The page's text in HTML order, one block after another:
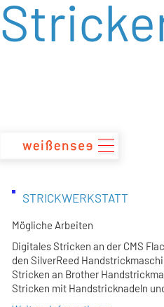
zum
Inhalt
STRICKWERKSTATT
Mögliche Arbeiten
Digitales Stricken an der CMS
den SilverReed
Stricken an Brother
Stricken mit Handstricknadeln